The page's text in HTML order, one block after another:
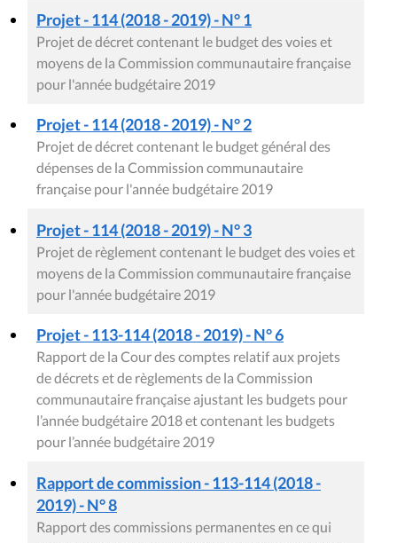
Projet - 114 (2018 - 2019) - N° 1
Projet de décret contenant le budget des voies et
moyens de la Commission communautaire française
pour l'année budgétaire 2019
Projet - 114 (2018 - 2019) - N° 2
Projet de décret contenant le budget général des
dépenses de la Commission communautaire
française pour l'année budgétaire 2019
Projet - 114 (2018 - 2019) - N° 3
Projet de règlement contenant le budget des voies et
moyens de la Commission communautaire française
pour l'année budgétaire 2019
Projet - 113-114 (2018 - 2019) - N° 6
Rapport de la Cour des comptes relatif aux projets
de décrets et de règlements de la Commission
communautaire française ajustant les budgets pour
l’année budgétaire 2018 et contenant les budgets
pour l’année budgétaire 2019
Rapport de commission - 113-114 (2018 -
2019) - N° 8
Rapport des commissions permanentes en ce qui